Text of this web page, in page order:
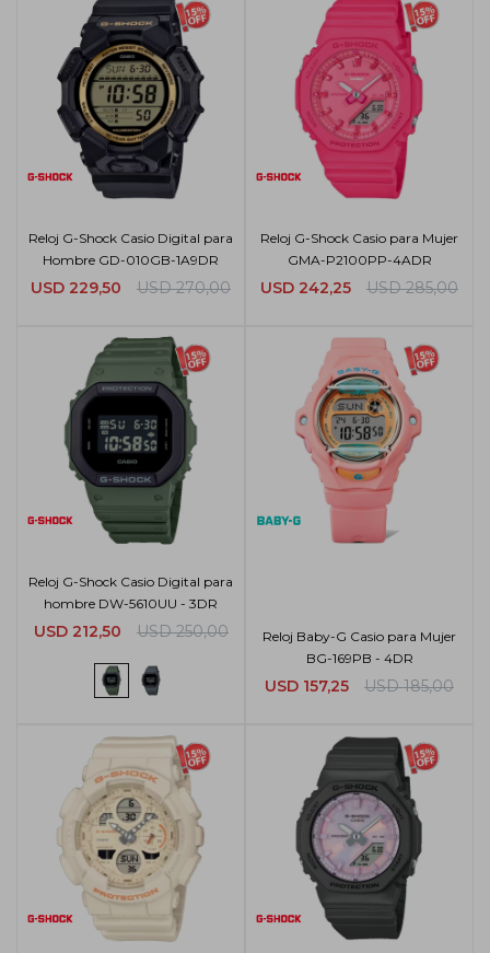
Reloj G-Shock Casio Digital para
Hombre GD-010GB-1A9DR
USD 229,50 USD 270,00
Reloj G-Shock Casio para Mujer
GMA-P2100PP-4ADR
USD 242,25 USD 285,00
Reloj G-Shock Casio Digital para
hombre DW-5610UU - 3DR
USD 212,50 USD 250,00
Reloj Baby-G Casio para Mujer
BG-169PB - 4DR
USD 157,25 USD 185,00